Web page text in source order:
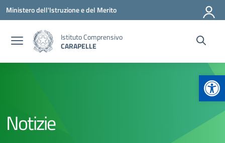
Vai ai contenuti
Vai al menu di navigazione
Vai al footer
Ministero dell'Istruzione e del Merito
Istituto Comprensivo
CARAPELLE
Notizie